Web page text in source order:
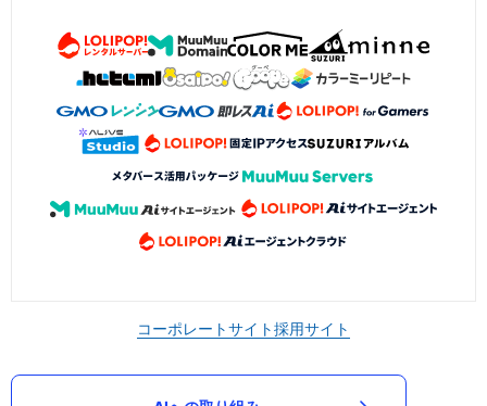
コーポレートサイト採用サイト